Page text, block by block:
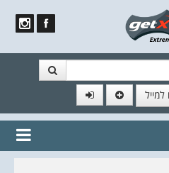
תפוצה!
נשמח
חמים מהאתר